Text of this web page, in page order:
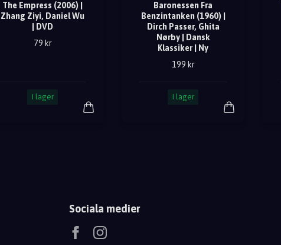
The Empress (2006) |
Zhang Ziyi, Daniel Wu
| DVD
79 kr
I lager
Baronessen Fra
Benzintanken (1960) |
Dirch Passer, Ghita
Nørby | Dansk
Klassiker | Ny
199 kr
I lager
Sociala medier